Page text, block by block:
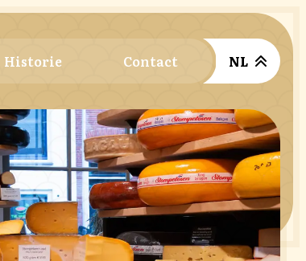
Historie Contact
NL
Deutsch
Français